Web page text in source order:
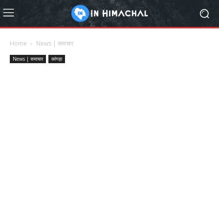
Home News | समाचार
News | समाचार कांगड़ा